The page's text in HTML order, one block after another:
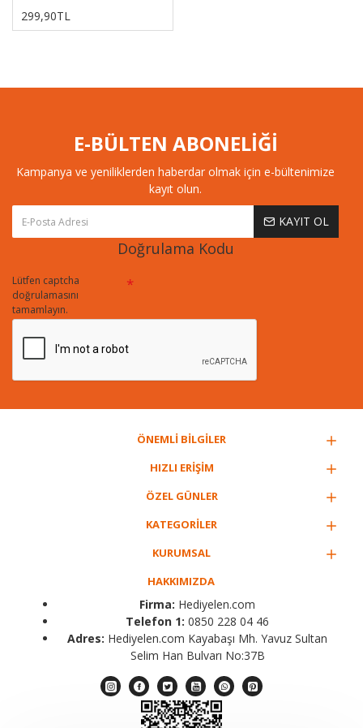
299,90TL
E-BÜLTEN ABONELİĞİ
Kampanya ve yeniliklerden haberdar olmak için e-bültenimize
kayıt olun.
KAYIT OL
Doğrulama Kodu
Lütfen captcha
doğrulamasını
tamamlayın.
ÖNEMLİ BİLGİLER
HIZLI ERİŞİM
ÖZEL GÜNLER
KATEGORİLER
KURUMSAL
HAKKIMIZDA
Firma: Hediyelen.com
Telefon 1: 0850 228 04 46
Adres: Hediyelen.com Kayabaşı Mh. Yavuz Sultan
Selim Han Bulvarı No:37B